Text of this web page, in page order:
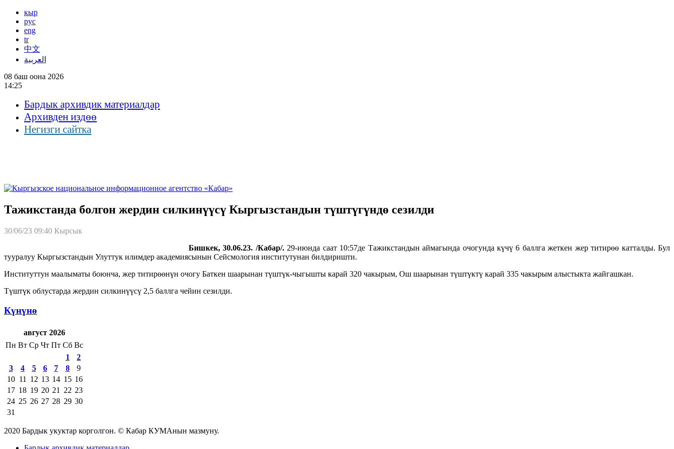
кыр
рус
eng
tr
中文
العربية
08 баш оона 2026
14:25
Бардык архивдик материалдар
Архивден издөө
Негизги сайтка
Тажикстанда болгон жердин силкинүүсү Кыргызстандын түштүгүндө сезилди
30/06/23 09:40 Кырсык
Бишкек, 30.06.23. /Кабар/.29-июнда саат 10:57де Тажикстандын аймагында очогунда күчү 6 баллга жеткен жер титирөө катталды. Бул
тууралуу Кыргызстандын Улуттук илимдер академиясынын Сейсмология институтунан билдиришти.
Институттун маалыматы боюнча, жер титирөөнүн очогу Баткен шаарынан түштүк-чыгышты карай 320 чакырым, Ош шаарынан түштүктү карай 335 чакырым алыстыкта жайгашкан.
Түштүк облустарда жердин силкинүүсү 2,5 баллга чейин сезилди.
Күнүнө
август 2026
Пн Вт Ср Чт Пт Сб Вс
1
2
3
4 5 6 7 8
9
10 11 12 13 14 15 16
17 18 19 20 21 22 23
24 25 26 27 28 29 30
31
2020 Бардык укуктар корголгон. © Кабар КУМАнын мазмуну.